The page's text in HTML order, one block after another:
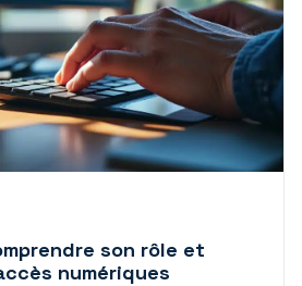
son rôle et
numériques